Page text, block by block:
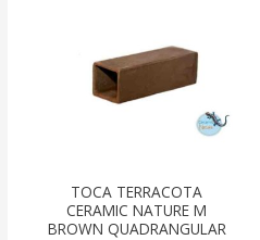
TOCA TERRACOTA
CERAMIC NATURE M
BROWN QUADRANGULAR